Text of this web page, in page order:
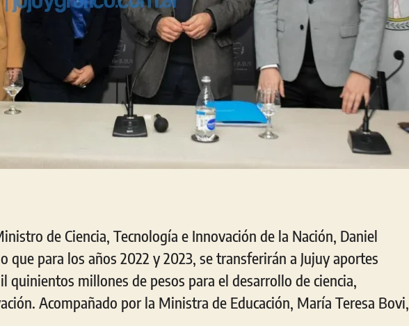
de Ciencia, Tecnología e Innovación de la Nación, Daniel
que para los años 2022 y 2023, se transferirán a Jujuy aportes
quinientos millones de pesos para el desarrollo de ciencia,
Acompañado por la Ministra de Educación, María Teresa Bovi,